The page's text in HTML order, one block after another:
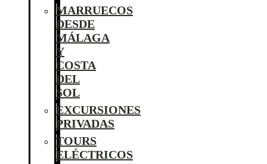
MARRUECOS
DESDE
MÁLAGA
Y
COSTA
DEL
SOL
EXCURSIONES
PRIVADAS
TOURS
ELÉCTRICOS